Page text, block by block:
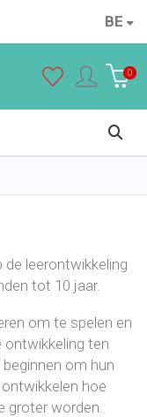
BE
0
leerontwikkeling
tot 10 jaar.
om te spelen en
ontwikkeling ten
om hun
hoe
groter worden.